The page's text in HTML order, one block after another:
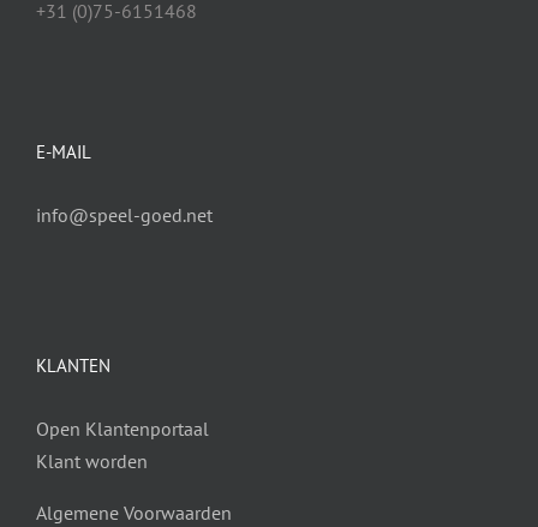
+31 (0)75-6151468
E-MAIL
info@speel-goed.net
KLANTEN
Open Klantenportaal
Klant worden
Algemene Voorwaarden